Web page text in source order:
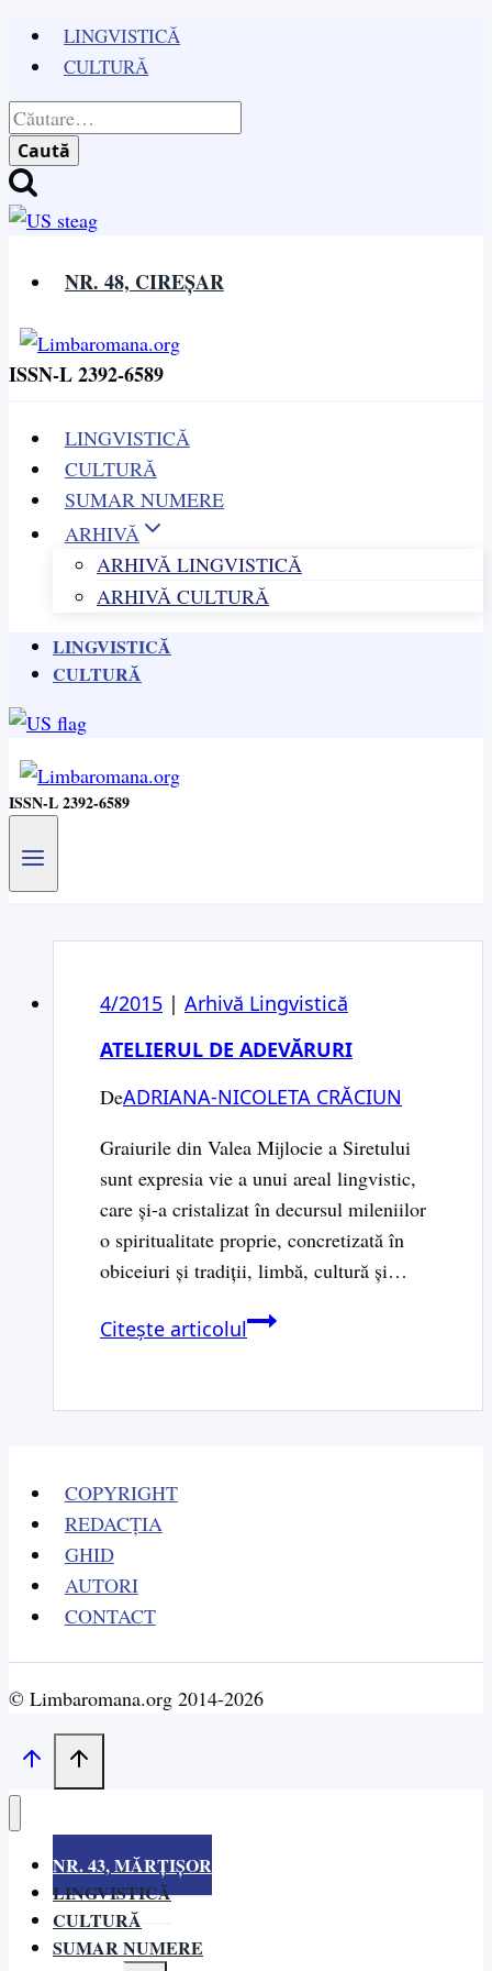
Skip
content
LINGVISTICĂ
CULTURĂ
Caută
după:
NR. 48, CIREȘAR
ISSN-L 2392-6589
LINGVISTICĂ
CULTURĂ
SUMAR NUMERE
ARHIVĂ
ARHIVĂ LINGVISTICĂ
ARHIVĂ CULTURĂ
LINGVISTICĂ
CULTURĂ
ISSN-L 2392-6589
4/2015 | Arhivă Lingvistică
ATELIERUL DE ADEVĂRURI
DeADRIANA-NICOLETA CRĂCIUN
Graiurile din Valea Mijlocie a Siretului
sunt expresia vie a unui areal lingvistic,
care şi-a cristalizat în decursul mileniilor
o spiritualitate proprie, concretizată în
obiceiuri şi tradiţii, limbă, cultură şi…
Citește articolulAtelierul
COPYRIGHT
REDACȚIA
GHID
AUTORI
CONTACT
© Limbaromana.org 2014-2026
NR. 43, MĂRȚIȘOR
LINGVISTICĂ
CULTURĂ
SUMAR NUMERE